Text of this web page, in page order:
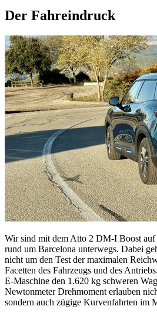
Der Fahreindruck
Wir sind mit dem Atto 2 DM-I Boost auf
rund um Barcelona unterwegs. Dabei
nicht um den Test der maximalen
Facetten des Fahrzeugs und des
E-Maschine den 1.620 kg schweren
Newtonmeter Drehmoment erlauben
sondern auch zügige Kurvenfahrten im